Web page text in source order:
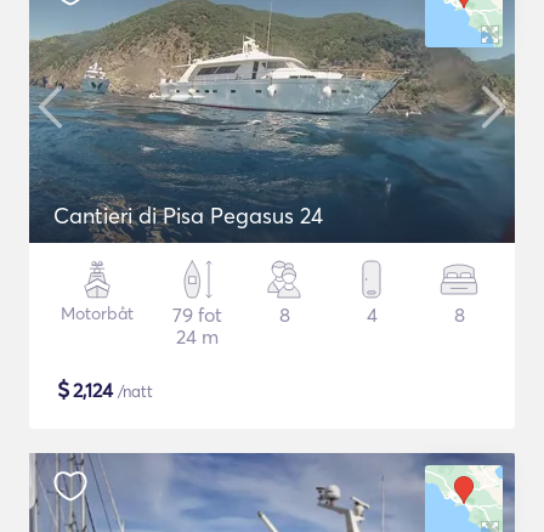
Cantieri di Pisa Pegasus 24
Motorbåt
79 fot
24 m
8 4 8
$2,124/natt